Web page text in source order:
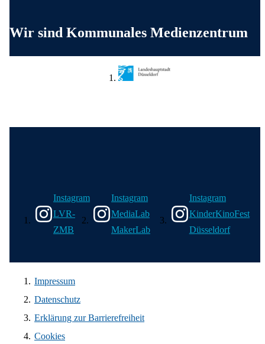
Wir sind Kommunales Medienzentrum
Instagram
LVR-
ZMB
Instagram
MediaLab
MakerLab
Instagram
KinderKinoFest
Düsseldorf
Impressum
Datenschutz
Erklärung zur Barrierefreiheit
Cookies